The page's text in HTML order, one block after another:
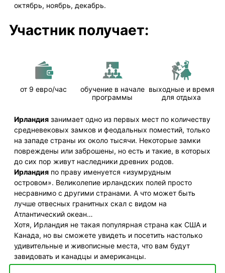
октябрь, ноябрь, декабрь.
Участник получает:
от 9 евро/час
обучение в начале
программы
выходные и время
для отдыха
Ирландия занимает одно из первых мест по количеству
средневековых замков и феодальных поместий, только
на западе страны их около тысячи. Некоторые замки
повреждены или заброшены, но есть и такие, в которых
до сих пор живут наследники древних родов.
Ирландия по праву именуется «изумрудным
островом». Великолепие ирландских полей просто
несравнимо с другими странами. А что может быть
лучше отвесных гранитных скал с видом на
Атлантический океан…
Хотя, Ирландия не такая популярная страна как США и
Канада, но вы сможете увидеть и посетить настолько
удивительные и живописные места, что вам будут
завидовать и канадцы и американцы.